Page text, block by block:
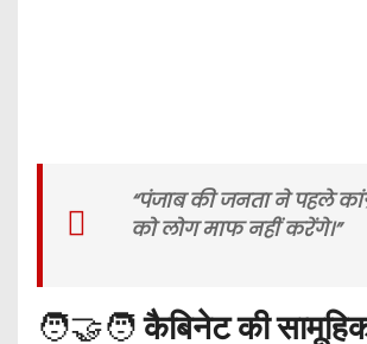
“पंजाब की जनता ने पहले
को लोग माफ नहीं करेंगे।”
🧑‍🤝‍🧑कैबिनेट की